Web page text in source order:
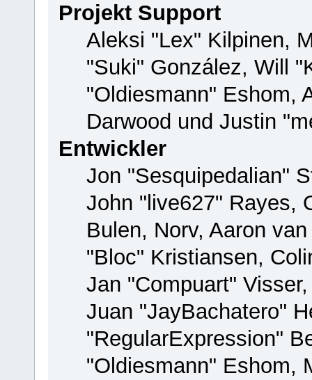
Projekt Support
Aleksi "Lex" Kilpinen,
"Suki" González, Will
"Oldiesmann" Eshom,
Darwood und Justin
Entwickler
Jon "Sesquipedalian"
John "live627" Rayes,
Bulen, Norv, Aaron
"Bloc" Kristiansen,
Jan "Compuart"
Juan "JayBachatero"
"RegularExpression"
"Oldiesmann" Eshom,